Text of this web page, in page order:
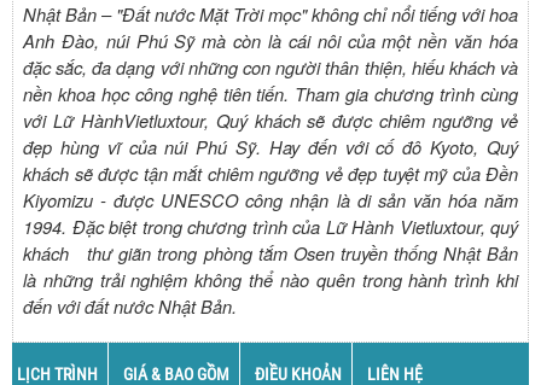
Nhật Bản – "Đất nước Mặt Trời mọc" không chỉ nổi tiếng với hoa
Anh Đào, núi Phú Sỹ mà còn là cái nôi của một nền văn hóa
đặc sắc, đa dạng với những con người thân thiện, hiếu khách và
nền khoa học công nghệ tiên tiến. Tham gia chương trình cùng
với Lữ HànhVietluxtour, Quý khách sẽ được chiêm ngưỡng vẻ
đẹp hùng vĩ của núi Phú Sỹ. Hay đến với cố đô Kyoto, Quý
khách sẽ được tận mắt chiêm ngưỡng vẻ đẹp tuyệt mỹ của Đền
Kiyomizu - được UNESCO công nhận là di sản văn hóa năm
1994. Đặc biệt trong chương trình của Lữ Hành Vietluxtour, quý
khách thư giãn trong phòng tắm Osen truyền thống Nhật Bản
là những trải nghiệm không thể nào quên trong hành trình khi
đến với đất nước Nhật Bản.
LỊCH TRÌNH GIÁ & BAO GỒM ĐIỀU KHOẢN LIÊN HỆ